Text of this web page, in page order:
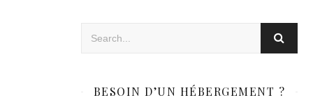
BESOIN D’UN HÉBERGEMENT ?